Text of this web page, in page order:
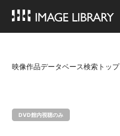
映像作品データベース検索トップ
DVD館内視聴のみ